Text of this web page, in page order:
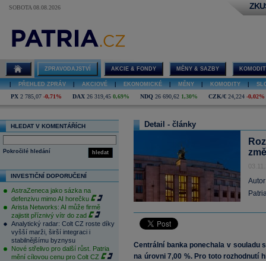
SOBOTA 08.08.2026
ZPRAVODAJSTVÍ AKCIE & FONDY MĚNY & SAZBY
PŘEHLED ZPRÁV AKCIOVÉ EKONOMICKÉ MĚNY KOMODITY
PX 2 785,07 -0,71% DAX 26 319,45 0,69% NDQ 26 690,62 1,30% CZK/€ 24,224 -0,02%
HLEDAT V KOMENTÁŘÍCH
hledat
Pokročilé hledání
INVESTIČNÍ DOPORUČENÍ
AstraZeneca jako sázka na
defenzivu mimo AI horečku
Arista Networks: AI může firmě
zajistit příznivý vítr do zad
Analytický radar: Colt CZ roste díky
vyšší marži, širší integraci i
stabilnějšímu byznysu
Nové střelivo pro další růst. Patria
mění cílovou cenu pro Colt CZ
Detail - články
Centrální banka ponechala v souladu
na úrovni 7,00 %. Pro toto rozhodnutí